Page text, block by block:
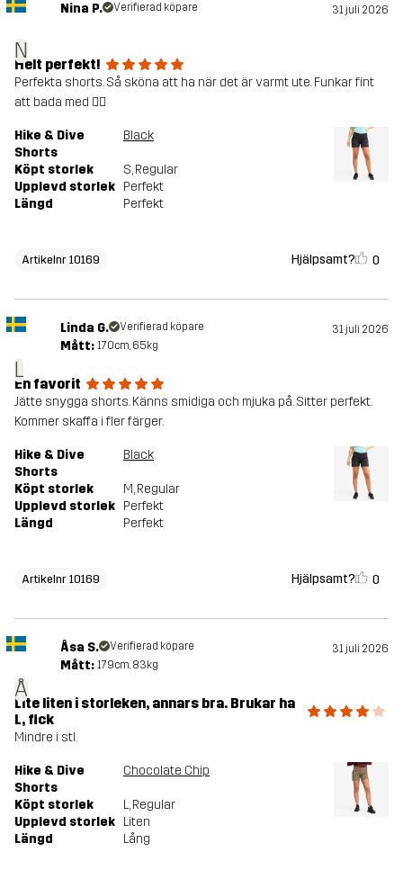
N
Nina P. Verifierad köpare 31 juli 2026
Helt perfekt!
Perfekta shorts. Så sköna att ha när det är varmt ute. Funkar fint
att bada med 👍🏻
Hike & Dive
Shorts
Black
Köpt storlek S, Regular
Upplevd storlek Perfekt
Längd
Perfekt
Artikelnr 10169 Hjälpsamt? 0
L
Linda G. Verifierad köpare 31 juli 2026
Mått: 170cm, 65kg
En favorit
Jätte snygga shorts. Känns smidiga och mjuka på. Sitter perfekt.
Kommer skaffa i fler färger.
Hike & Dive
Shorts
Black
Köpt storlek M, Regular
Upplevd storlek Perfekt
Längd
Perfekt
Artikelnr 10169 Hjälpsamt? 0
Å
Åsa S. Verifierad köpare 31 juli 2026
Mått: 179cm, 83kg
Lite liten i storleken, annars bra. Brukar ha
L, fick
Mindre i stl.
Hike & Dive
Shorts
Chocolate Chip
Köpt storlek L, Regular
Upplevd storlek Liten
Längd
Lång